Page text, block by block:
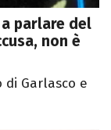
parlare del
non è
Garlasco e